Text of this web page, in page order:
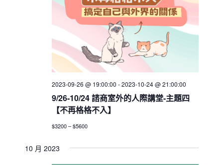
9/26-10/24 諮商室外的人際講堂-主題四
【不再格格不入】
2023-09-26 @ 19:00:00 -2023-10-24 @ 21:00:00
$3200 – $5600
10 月 2023